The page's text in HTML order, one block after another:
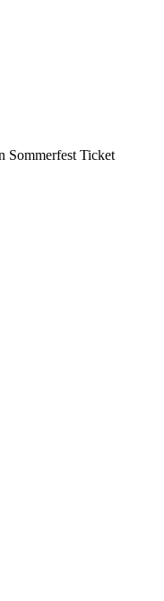
Sommerfest Ticket